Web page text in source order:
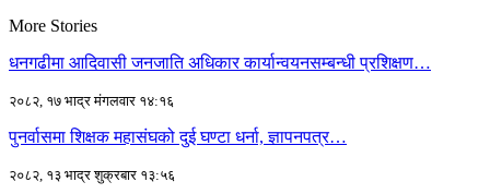
More Stories
धनगढीमा आदिवासी जनजाति अधिकार कार्यान्वयनसम्बन्धी प्रशिक्षण…
२०८२, १७ भाद्र मंगलवार १४:१६
पुनर्वासमा शिक्षक महासंघको दुई घण्टा धर्ना, ज्ञापनपत्र…
२०८२, १३ भाद्र शुक्रबार १३:५६